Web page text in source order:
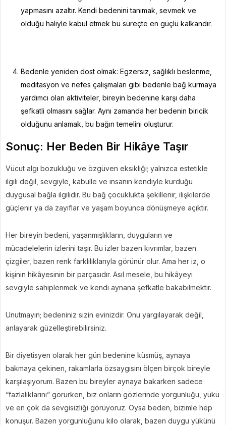
yapmasını azaltır. Kendi bedenini tanımak, sevmek ve
olduğu haliyle kabul etmek bu süreçte en güçlü kalkandır.
Bedenle yeniden dost olmak: Egzersiz, sağlıklı beslenme,
meditasyon ve nefes çalışmaları gibi bedenle bağ kurmaya
yardımcı olan aktiviteler, bireyin bedenine karşı daha
şefkatli olmasını sağlar. Aynı zamanda her bedenin biricik
olduğunu anlamak, bu bağın temelini oluşturur.
Sonuç: Her Beden Bir Hikâye Taşır
Vücut algı bozukluğu ve özgüven eksikliği; yalnızca estetikle
ilgili değil, sevgiyle, kabulle ve insanın kendiyle kurduğu
duygusal bağla ilgilidir. Bu bağ çocuklukta şekillenir, ilişkilerde
güçlenir ya da zayıflar ve yaşam boyunca dönüşmeye açıktır.
Her bireyin bedeni, yaşanmışlıkların, duyguların ve
mücadelelerin izlerini taşır. Bu izler bazen kıvrımlar, bazen
çizgiler, bazen renk farklılıklarıyla görünür olur. Ama her iz, o
kişinin hikâyesinin bir parçasıdır. Asıl mesele, bu hikâyeyi
sevgiyle sahiplenmek ve kendi aynana şefkatle bakabilmektir.
Unutmayın; bedeniniz sizin evinizdir. Onu yargılayarak değil,
anlayarak güzelleştirebilirsiniz.
Bir diyetisyen olarak her gün bedenine küsmüş, aynaya
bakmaya çekinen, rakamlarla özsaygısını ölçen birçok bireyle
karşılaşıyorum. Bazen bu bireyler aynaya bakarken sadece
“fazlalıklarını” görürken, biz onların gözlerinde yorgunluğu, yükü
ve en çok da sevgisizliği görüyoruz. Oysa beden, bizimle hep
konuşur. Bazen yorgunluğunu kilo olarak, bazen duygu yükünü